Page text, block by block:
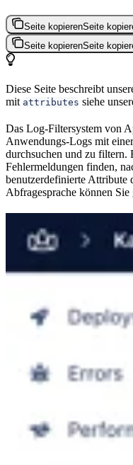
Seite kopierenSeite
Seite kopierenSeite
Diese Seite beschreibt
mit attributes siehe
Das Log-Filtersystem von
Anwendungs-Logs mit
durchsuchen und zu filtern.
Fehlermeldungen finden,
benutzerdefinierte Attribute
Abfragesprache können